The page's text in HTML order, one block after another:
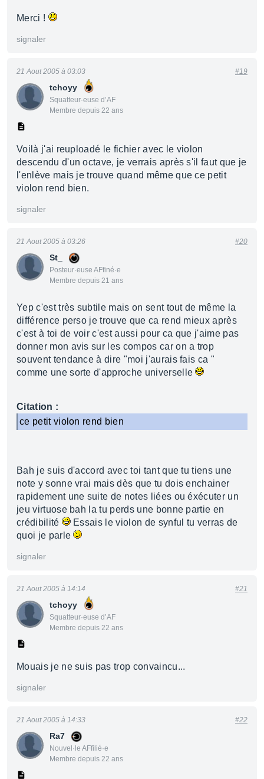
Merci !
signaler
tchoyy
Squatteur·euse d’AF
Membre depuis 22 ans
21 Aout 2005 à 03:03 #19
Voilà j'ai reuploadé le fichier avec le violon
descendu d'un octave, je verrais après s'il faut que je
l'enlève mais je trouve quand même que ce petit
violon rend bien.
signaler
St_
Posteur·euse AFfiné·e
Membre depuis 21 ans
21 Aout 2005 à 03:26 #20
Yep c'est très subtile mais on sent tout de même la
différence perso je trouve que ca rend mieux après
c'est à toi de voir c'est aussi pour ca que j'aime pas
donner mon avis sur les compos car on a trop
souvent tendance à dire "moi j'aurais fais ca "
comme une sorte d'approche universelle
Citation :
ce petit violon rend bien
Bah je suis d'accord avec toi tant que tu tiens une
note y sonne vrai mais dès que tu dois enchainer
rapidement une suite de notes liées ou éxécuter un
jeu virtuose bah la tu perds une bonne partie en
crédibilité
Essais le violon de synful tu verras de
quoi je parle
signaler
tchoyy
Squatteur·euse d’AF
Membre depuis 22 ans
21 Aout 2005 à 14:14 #21
Mouais je ne suis pas trop convaincu...
signaler
Ra7
Nouvel·le AFfilié·e
Membre depuis 22 ans
21 Aout 2005 à 14:33 #22